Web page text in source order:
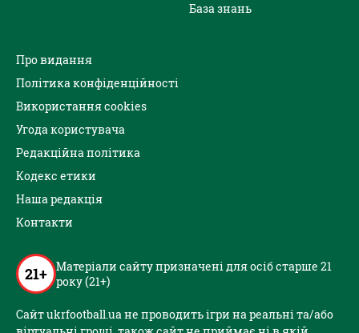
База знань
Про видання
Політика конфіденційності
Використання cookies
Угода користувача
Редакційна політика
Кодекс етики
Наша редакція
Контакти
21+ Матеріали сайту призначені для осіб старше 21
року (21+)
Сайт ukrfootball.ua не проводить ігри на реальні та/або